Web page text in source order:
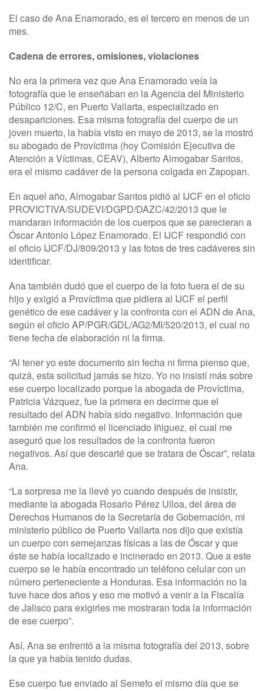
El caso de Ana Enamorado, es el tercero en menos de un
mes.
Cadena de errores, omisiones, violaciones
No era la primera vez que Ana Enamorado veía la
fotografía que le enseñaban en la Agencia del Ministerio
Público 12/C, en Puerto Vallarta, especializado en
desapariciones. Esa misma fotografía del cuerpo de un
joven muerto, la había visto en mayo de 2013, se la mostró
su abogado de Províctima (hoy Comisión Ejecutiva de
Atención a Víctimas, CEAV), Alberto Almogabar Santos,
era el mismo cadáver de la persona colgada en Zapopan.
En aquel año, Almogabar Santos pidió al IJCF en el oficio
PROVICTIVA/SUDEVI/DGPD/DAZC/42/2013 que le
mandaran información de los cuerpos que se parecieran a
Óscar Antonio López Enamorado. El IJCF respondió con
el oficio IJCF/DJ/809/2013 y las fotos de tres cadáveres sin
identificar.
Ana también dudó que el cuerpo de la foto fuera el de su
hijo y exigió a Províctima que pidiera al IJCF el perfil
genético de ese cadáver y la confronta con el ADN de Ana,
según el oficio AP/PGR/GDL/AG2/MI/520/2013, el cual no
tiene fecha de elaboración ni la firma.
“Al tener yo este documento sin fecha ni firma pienso que,
quizá, esta solicitud jamás se hizo. Yo no insistí más sobre
ese cuerpo localizado porque la abogada de Províctima,
Patricia Vázquez, fue la primera en decirme que el
resultado del ADN había sido negativo. Información que
también me confirmó el licenciado Iñiguez, el cual me
aseguró que los resultados de la confronta fueron
negativos. Así que descarté que se tratara de Óscar”, relata
Ana.
“La sorpresa me la llevé yo cuando después de insistir,
mediante la abogada Rosario Pérez Ulloa, del área de
Derechos Humanos de la Secretaría de Gobernación, mi
ministerio público de Puerto Vallarta nos dijo que existía
un cuerpo con semejanzas físicas a las de Óscar y que
éste se había localizado e incinerado en 2013. Que a este
cuerpo se le había encontrado un teléfono celular con un
número perteneciente a Honduras. Esa información no la
tuve hace dos años y eso me motivó a venir a la Fiscalía
de Jalisco para exigirles me mostraran toda la información
de ese cuerpo”.
Así, Ana se enfrentó a la misma fotografía del 2013, sobre
la que ya había tenido dudas.
Ese cuerpo fue enviado al Semefo el mismo día que se